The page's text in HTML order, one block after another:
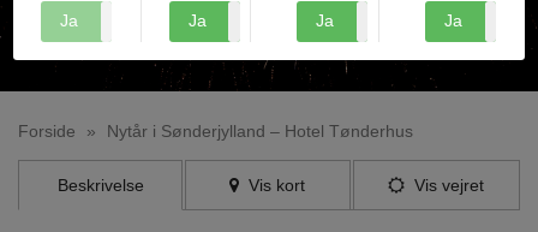
Forside » Nytår i Sønderjylland – Hotel Tønderhus
Beskrivelse Vis kort Vis vejret
Ja
Ja
Ja
Ja